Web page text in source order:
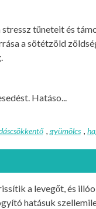
tüneteit és
a sötétzöld
Hatáso...
, gyümölcs ,
a levegőt, és
hatásuk